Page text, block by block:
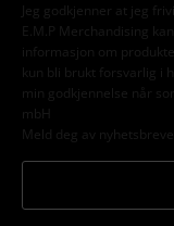
Jeg godkjenner at jeg
E.M.P Merchandising
informasjon om
kun bli brukt forsvarlig i
min godkjennelse når
mbH
Meld deg av